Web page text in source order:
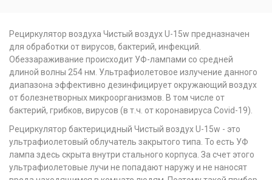
Рециркулятор воздуха Чистый воздух U-15w предназначен
для обработки от вирусов, бактерий, инфекций.
Обеззараживание происходит УФ-лампами со средней
длиной волны 254 нм. Ультрафиолетовое излучение данного
диапазона эффективно дезинфицирует окружающий воздух
от болезнетворных микроорганизмов. В том числе от
бактерий, грибков, вирусов (в т.ч. от коронавируса Covid-19).
Рециркулятор бактерицидный Чистый воздух U-15w - это
ультрафиолетовый облучатель закрытого типа. То есть УФ
лампа здесь скрыта внутри стального корпуса. За счет этого
ультрафиолетовые лучи не попадают наружу и не наносят